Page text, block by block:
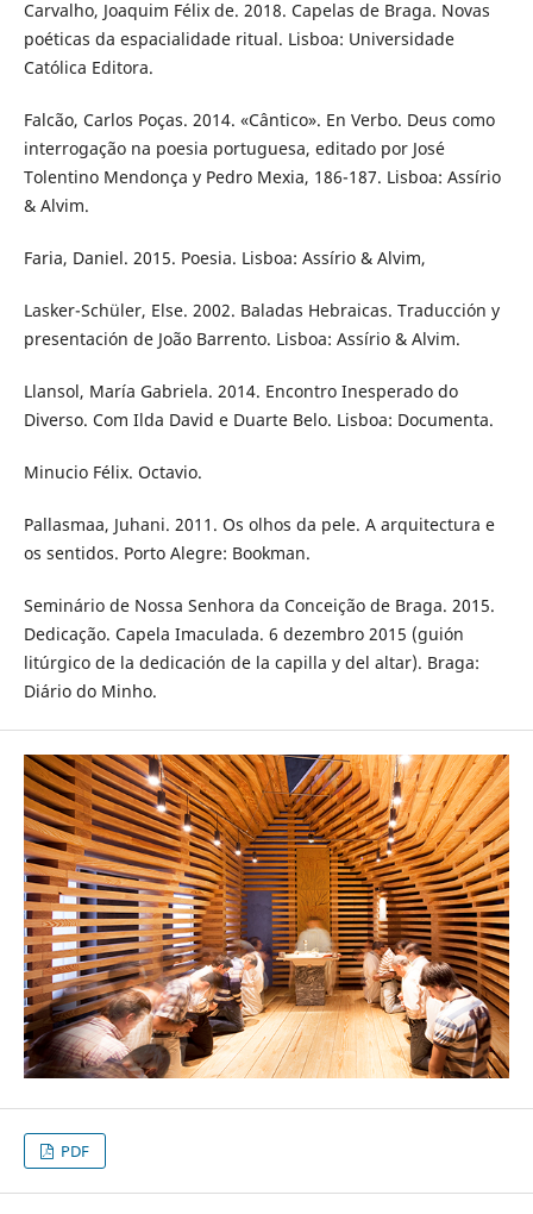
Carvalho, Joaquim Félix de. 2018. Capelas de Braga. Novas
poéticas da espacialidade ritual. Lisboa: Universidade
Católica Editora.
Falcão, Carlos Poças. 2014. «Cântico». En Verbo. Deus como
interrogação na poesia portuguesa, editado por José
Tolentino Mendonça y Pedro Mexia, 186-187. Lisboa: Assírio
& Alvim.
Faria, Daniel. 2015. Poesia. Lisboa: Assírio & Alvim,
Lasker-Schüler, Else. 2002. Baladas Hebraicas. Traducción y
presentación de João Barrento. Lisboa: Assírio & Alvim.
Llansol, María Gabriela. 2014. Encontro Inesperado do
Diverso. Com Ilda David e Duarte Belo. Lisboa: Documenta.
Minucio Félix. Octavio.
Pallasmaa, Juhani. 2011. Os olhos da pele. A arquitectura e
os sentidos. Porto Alegre: Bookman.
Seminário de Nossa Senhora da Conceição de Braga. 2015.
Dedicação. Capela Imaculada. 6 dezembro 2015 (guión
litúrgico de la dedicación de la capilla y del altar). Braga:
Diário do Minho.
PDF